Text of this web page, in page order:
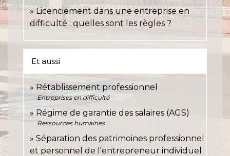
Licenciement dans une entreprise en
difficulté : quelles sont les règles ?
Et aussi
Rétablissement professionnel
Entreprises en difficulté
Régime de garantie des salaires (AGS)
Ressources humaines
Séparation des patrimoines professionnel
et personnel de l'entrepreneur individuel